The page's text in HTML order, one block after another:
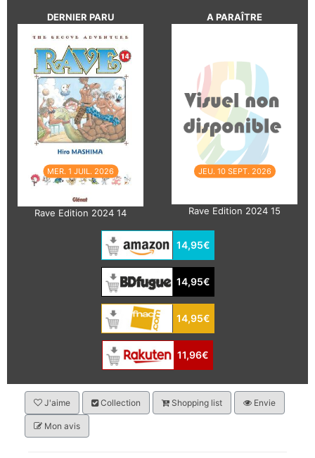
DERNIER PARU
MER. 1 JUIL. 2026
Rave Edition 2024 14
A PARAÎTRE
JEU. 10 SEPT. 2026
Rave Edition 2024 15
14,95€
14,95€
14,95€
11,96€
J'aime Collection Shopping list Envie
Mon avis